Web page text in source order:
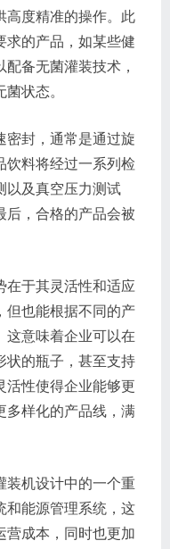
高度精准的操作。此
求的产品，如某些健
备无菌灌装技术，
状态。
密封，通常是通过旋
饮料将经过一系列检
以及真空压力测试
后，合格的产品会被
在于其灵活性和适应
但也能根据不同的产
这意味着企业可以在
状的瓶子，甚至支持
活性使得企业能够更
多样化的产品线，满
装机设计中的一个重
和能源管理系统，这
营成本，同时也更加